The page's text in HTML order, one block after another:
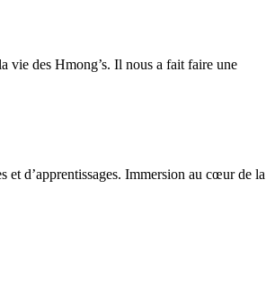
vie des Hmong’s. Il nous a fait faire une
et d’apprentissages. Immersion au cœur de la